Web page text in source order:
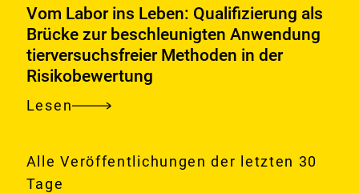
Lebensmitteln:
Wie
steht
es
um
Risiko?
Vom Labor ins Leben: Qualifizierung als
Brücke zur beschleunigten Anwendung
tierversuchsfreier Methoden in der
Risikobewertung
Lesen
Vom
ins
Leben:
Alle Veröffentlichungen der letzten 30
Tage